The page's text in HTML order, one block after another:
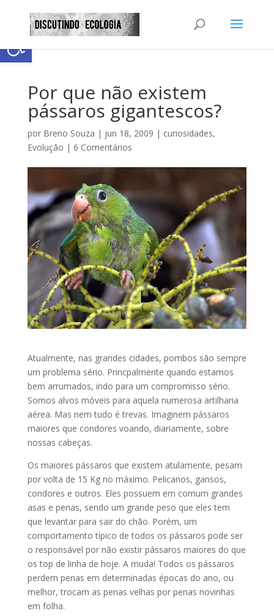
Abrir a barra de ferramentas
Por que não existem
pássaros gigantescos?
por Breno Souza | jun 18, 2009 | curiosidades,
Evolução | 6 Comentários
Atualmente, nas grandes cidades, pombos são sempre
um problema sério. Princpalmente quando estamos
bem arrumados, indo para um compromisso sério.
Somos alvos móveis para aquela numerosa artilharia
aérea. Mas nem tudo é trevas. Imaginem pássaros
maiores que condores voando, diariamente, sobre
nossas cabeças.
Os maiores pássaros que existem atulamente, pesam
por volta de 15 Kg no máximo. Pelicanos, gansos,
condores e outros. Eles possuem em comum grandes
asas e penas, sendo um grande peso que eles tem
que levantar para sair do chão. Porém, um
comportamento típico de todos os pássaros pode ser
o responsável por não existir pássaros maiores do que
os top de linha de hoje. A muda! Todos os pássaros
perdem penas em determinadas épocas do ano, ou
melhor, trocam as penas velhas por penas novinhas
em folha.